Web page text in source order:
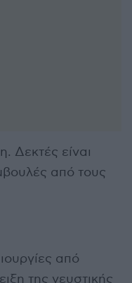
Δεκτές είναι
από τους
από
της γευστικής